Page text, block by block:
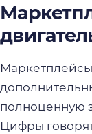
полноценную
Цифры